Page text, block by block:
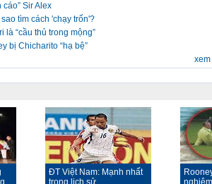
cáo” Sir Alex
tìm cách 'chạy trốn'?
là “cầu thủ trong mộng”
bị Chicharito “hạ bệ”
ĐT Việt Nam: Mạnh nhất
trong lịch sử